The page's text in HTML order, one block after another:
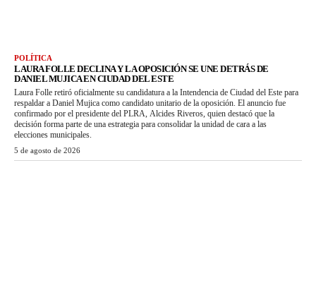
POLÍTICA
LAURA FOLLE DECLINA Y LA OPOSICIÓN SE UNE DETRÁS DE
DANIEL MUJICA EN CIUDAD DEL ESTE
Laura Folle retiró oficialmente su candidatura a la Intendencia de Ciudad del Este para
respaldar a Daniel Mujica como candidato unitario de la oposición. El anuncio fue
confirmado por el presidente del PLRA, Alcides Riveros, quien destacó que la
decisión forma parte de una estrategia para consolidar la unidad de cara a las
elecciones municipales.
5 de agosto de 2026